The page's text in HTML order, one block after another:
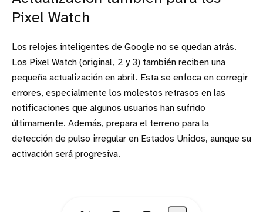
Pixel Watch
Los relojes inteligentes de Google no se quedan atrás.
Los Pixel Watch (original, 2 y 3) también reciben una
pequeña actualización en abril. Esta se enfoca en corregir
errores, especialmente los molestos retrasos en las
notificaciones que algunos usuarios han sufrido
últimamente. Además, prepara el terreno para la
detección de pulso irregular en Estados Unidos, aunque su
activación será progresiva.